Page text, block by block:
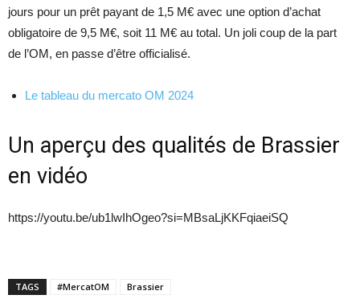
jours pour un prêt payant de 1,5 M€ avec une option d’achat
obligatoire de 9,5 M€, soit 11 M€ au total. Un joli coup de la part
de l’OM, en passe d’être officialisé.
Le tableau du mercato OM 2024
Un aperçu des qualités de Brassier
en vidéo
https://youtu.be/ub1lwIhOgeo?si=MBsaLjKKFqiaeiSQ
TAGS #MercatOM Brassier